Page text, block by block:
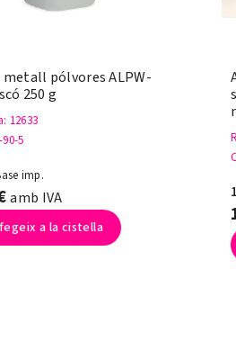
pólvores ALPW-
250 g
: 12633
5
imp.
amb IVA
a la cistella